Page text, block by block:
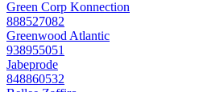
Green Corp Konnection
888527082
Greenwood Atlantic
938955051
Jabeprode
848860532